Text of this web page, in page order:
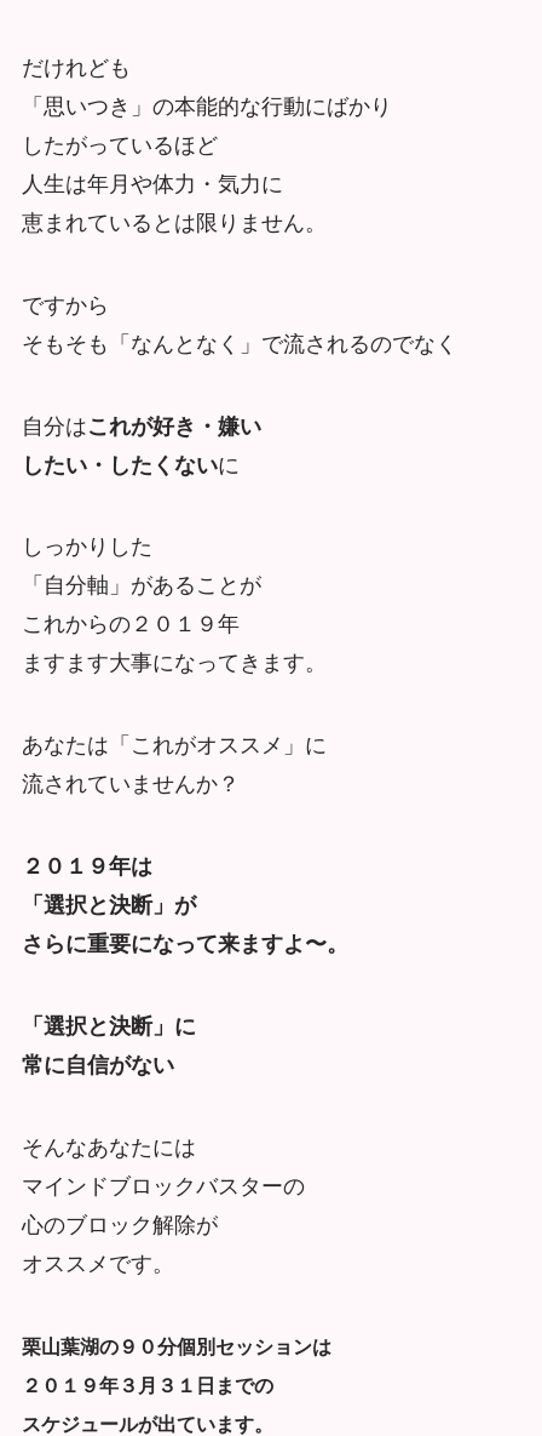
だけれども
「思いつき」の本能的な行動にばかり
したがっているほど
人生は年月や体力・気力に
恵まれているとは限りません。
ですから
そもそも「なんとなく」で流されるのでなく
自分はこれが好き・嫌い
したい・したくないに
しっかりした
「自分軸」があることが
これからの２０１９年
ますます大事になってきます。
あなたは「これがオススメ」に
流されていませんか？
２０１９年は
「選択と決断」が
さらに重要になって来ますよ〜。
「選択と決断」に
常に自信がない
そんなあなたには
マインドブロックバスターの
心のブロック解除が
オススメです。
栗山葉湖の９０分個別セッションは
２０１９年３月３１日までの
スケジュールが出ています。